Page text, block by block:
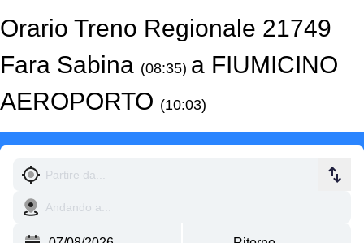
Orario Treno Regionale 21749
Fara Sabina (08:35) a FIUMICINO
AEROPORTO (10:03)